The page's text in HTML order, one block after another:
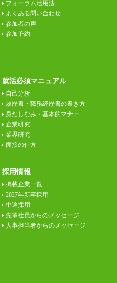
フォーラム活用法
よくある問い合わせ
参加者の声
参加予約
就活必須マニュアル
自己分析
履歴書・職務経歴書の書き方
身だしなみ・基本的マナー
企業研究
業界研究
面接の仕方
採用情報
掲載企業一覧
2027年新卒採用
中途採用
先輩社員からのメッセージ
人事担当者からのメッセージ